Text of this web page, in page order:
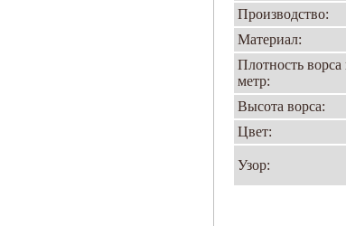
Производство:
Материал:
Плотность
метр:
Высота ворса:
Цвет:
Узор: